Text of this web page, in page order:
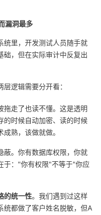
漏洞最多
统里，开发测试人员随手就
础，但在实际审计中反复出
逻辑需要分开看：
走了也读不懂。这是透明
的时候自动加密、读的时候
熟，该做就做。
。你有数据库权限，你就
于："你有权限"不等于"你应
的统一性。我们遇到过这样
统都做了客户姓名脱敏，但A